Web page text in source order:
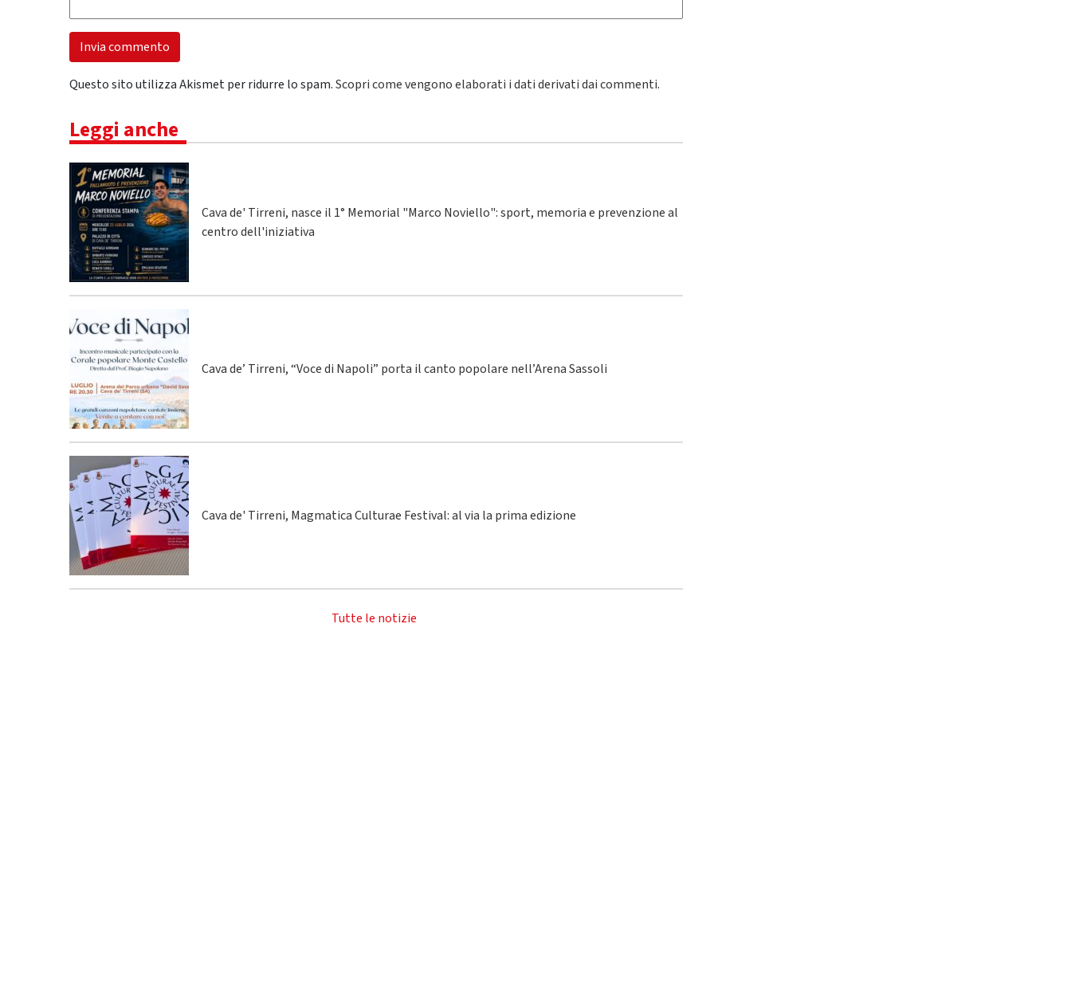
Questo sito utilizza Akismet per ridurre lo spam.Scopri come vengono elaborati i dati derivati dai commenti.
Leggi anche
Cava de' Tirreni, nasce il 1° Memorial "Marco Noviello": sport, memoria e prevenzione al
centro dell'iniziativa
Cava de’ Tirreni, “Voce di Napoli” porta il canto popolare nell’Arena Sassoli
Cava de' Tirreni, Magmatica Culturae Festival: al via la prima edizione
Tutte le notizie